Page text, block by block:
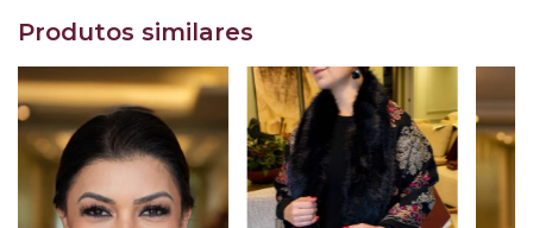
Produtos similares